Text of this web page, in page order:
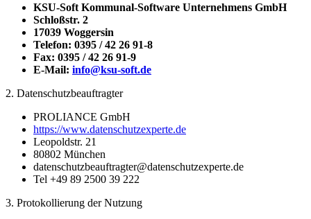
KSU-Soft Kommunal-Software Unternehmens GmbH
Schloßstr. 2
17039 Woggersin
Telefon: 0395 / 42 26 91-8
Fax: 0395 / 42 26 91-9
E-Mail: info@ksu-soft.de
2. Datenschutzbeauftragter
PROLIANCE GmbH
https://www.datenschutzexperte.de
Leopoldstr. 21
80802 München
datenschutzbeauftragter@datenschutzexperte.de
Tel +49 89 2500 39 222
3. Protokollierung der Nutzung